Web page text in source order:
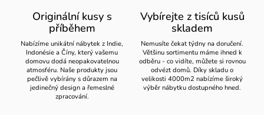
Originální kusy s
příběhem
Nabízíme unikátní nábytek z Indie,
Indonésie a Číny, který vašemu
domovu dodá neopakovatelnou
atmosféru. Naše produkty jsou
pečlivě vybírány s důrazem na
jedinečný design a řemeslné
zpracování.
Vybírejte z tisíců kusů
skladem
Nemusíte čekat týdny na doručení.
Většinu sortimentu máme ihned k
odběru - co vidíte, můžete si rovnou
odvézt domů. Díky skladu o
velikosti 4000m2 nabízíme široký
výběr nábytku dostupného hned.